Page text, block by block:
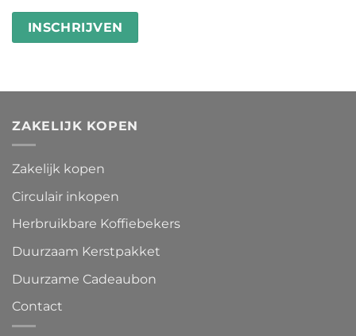
ZAKELIJK KOPEN
Zakelijk kopen
Circulair inkopen
Herbruikbare Koffiebekers
Duurzaam Kerstpakket
Duurzame Cadeaubon
Contact